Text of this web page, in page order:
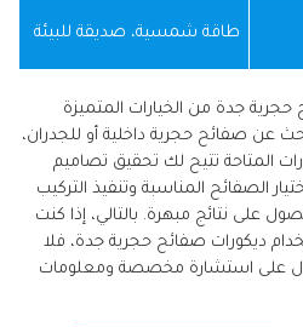
طاقة شمسية، صديقة للبيئة
حجرية جدة من الخيارات المتميزة
عن صفائح حجرية داخلية أو للجدران،
المتاحة تتيح لك تحقيق تصاميم
الصفائح المناسبة وتنفيذ التركيب
على نتائج مبهرة. بالتالي، إذا كنت
ديكورات صفائح حجرية جدة، فلا
على استشارة مخصصة ومعلومات